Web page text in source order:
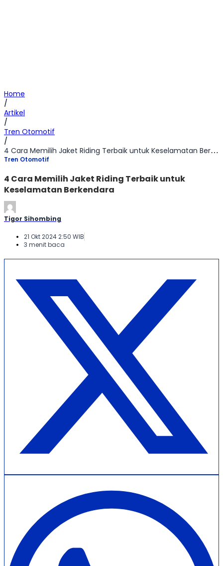
Home
/
Artikel
/
Tren Otomotif
/
4 Cara Memilih Jaket Riding Terbaik untuk Keselamatan Berkendara
Tren Otomotif
4 Cara Memilih Jaket Riding Terbaik untuk
Keselamatan Berkendara
Tigor Sihombing
21 Okt 2024 2:50 WIB
3 menit baca